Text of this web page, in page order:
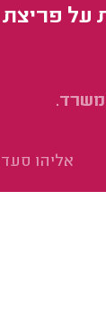
על
אליהו